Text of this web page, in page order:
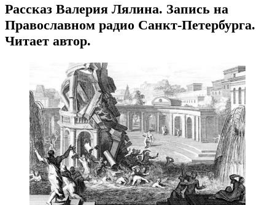
Рассказ Валерия Лялина. Запись на
Православном радио Санкт-Петербурга.
Читает автор.